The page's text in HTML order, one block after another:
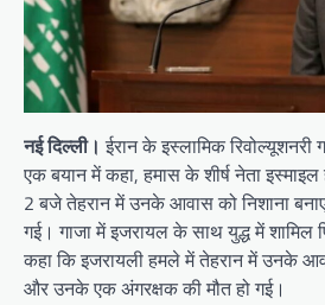
नई दिल्ली। ईरान के इस्लामिक रिवोल्यूशनरी
एक बयान में कहा, हमास के शीर्ष नेता इस्माइल
2 बजे तेहरान में उनके आवास को निशाना
गई। गाजा में इजरायल के साथ युद्ध में शामिल
कहा कि इजरायली हमले में तेहरान में उनके
और उनके एक अंगरक्षक की मौत हो गई।